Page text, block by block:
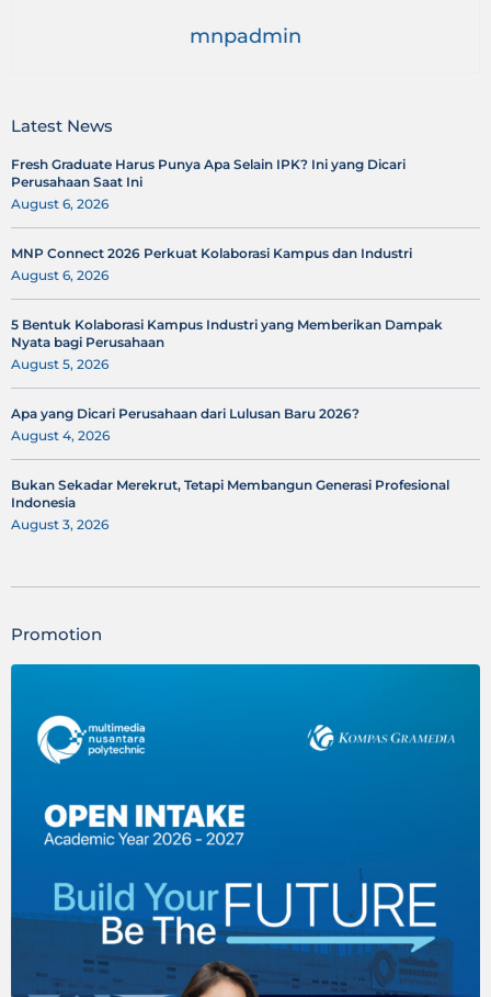
mnpadmin
Latest News
Fresh Graduate Harus Punya Apa Selain IPK? Ini yang Dicari
Perusahaan Saat Ini
August 6, 2026
MNP Connect 2026 Perkuat Kolaborasi Kampus dan Industri
August 6, 2026
5 Bentuk Kolaborasi Kampus Industri yang Memberikan Dampak
Nyata bagi Perusahaan
August 5, 2026
Apa yang Dicari Perusahaan dari Lulusan Baru 2026?
August 4, 2026
Bukan Sekadar Merekrut, Tetapi Membangun Generasi Profesional
Indonesia
August 3, 2026
Promotion